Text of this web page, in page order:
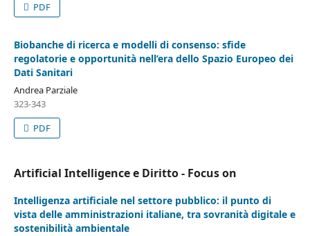
PDF
Biobanche di ricerca e modelli di consenso: sfide
regolatorie e opportunità nell’era dello Spazio Europeo dei
Dati Sanitari
Andrea Parziale
323-343
PDF
Artificial Intelligence e Diritto - Focus on
Intelligenza artificiale nel settore pubblico: il punto di
vista delle amministrazioni italiane, tra sovranità digitale e
sostenibilità ambientale